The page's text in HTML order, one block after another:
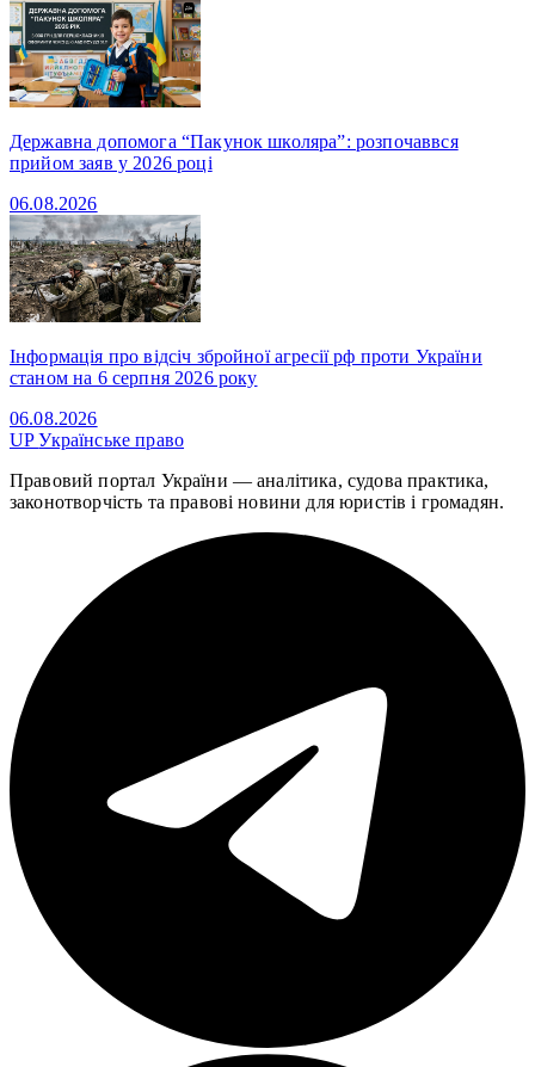
Державна допомога “Пакунок школяра”: розпочаввся
прийом заяв у 2026 році
06.08.2026
Інформація про відсіч збройної агресії рф проти України
станом на 6 серпня 2026 року
06.08.2026
UPУкраїнське право
Правовий портал України — аналітика, судова практика,
законотворчість та правові новини для юристів і громадян.